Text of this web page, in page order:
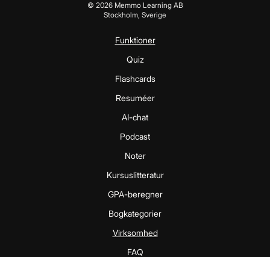
© 2026Memmo Learning AB
Stockholm, Sverige
Funktioner
Quiz
Flashcards
Resuméer
AI-chat
Podcast
Noter
Kursuslitteratur
GPA-beregner
Bogkategorier
Virksomhed
FAQ